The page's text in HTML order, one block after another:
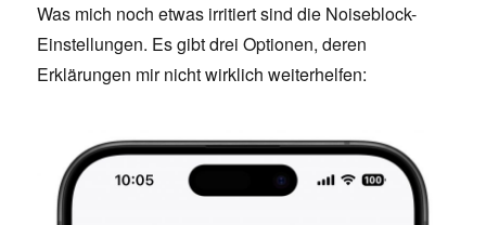
Was mich noch etwas irritiert sind die Noiseblock-
Einstellungen. Es gibt drei Optionen, deren
Erklärungen mir nicht wirklich weiterhelfen: